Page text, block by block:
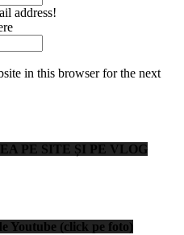
address!
in this browser for the next
PE SITE ȘI PE VLOG
Youtube (click pe foto)